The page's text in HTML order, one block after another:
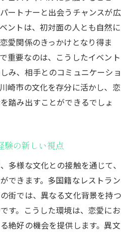
ートナーと出会うチャンスが広
ントは、初対面の人とも自然に
愛関係のきっかけとなり得ま
重要なのは、こうしたイベント
み、相手とのコミュニケーショ
崎市の文化を存分に活かし、恋
踏み出すことができるでしょ
験の新しい視点
多様な文化との接触を通じて、
できます。多国籍なレストラン
街では、異なる文化背景を持つ
す。こうした環境は、恋愛にお
絶好の機会を提供します。異文